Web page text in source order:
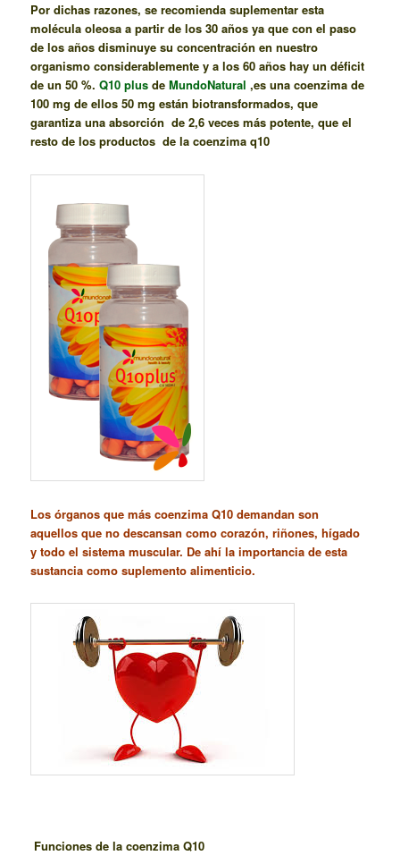
Por dichas razones, se recomienda suplementar esta
molécula oleosa a partir de los 30 años ya que con el paso
de los años disminuye su concentración en nuestro
organismo considerablemente y a los 60 años hay un déficit
de un 50 %.Q10 plus deMundoNatural ,es una coenzima de
100 mg de ellos 50 mg están biotransformados, que
garantiza una absorción de 2,6 veces más potente, que el
resto de los productos de la coenzima q10
Los órganos que más coenzima Q10 demandan son
aquellos que no descansan como corazón, riñones, hígado
y todo el sistema muscular. De ahí la importancia de esta
sustancia como suplemento alimenticio.
Funciones de la coenzima Q10